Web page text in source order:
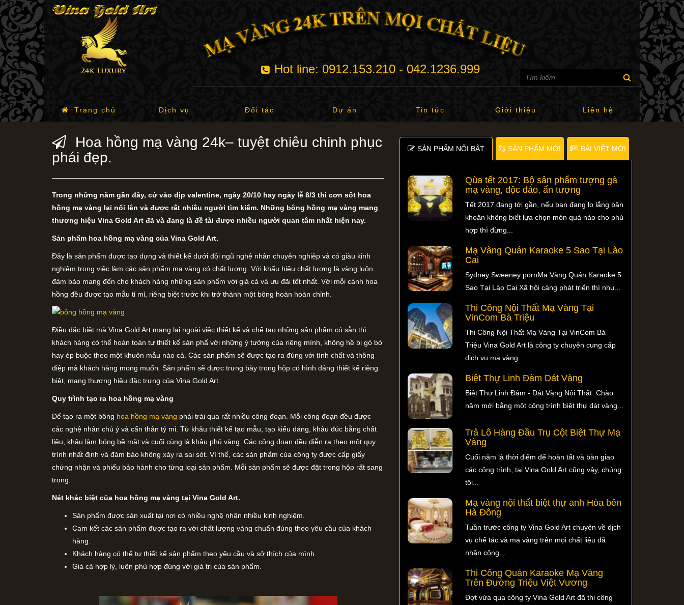
Hot line: 0912.153.210 - 042.1236.999
Trang chủ Dịch vụ Đối tác Dự án Tin tức Giới thiệu Liên hệ
Hoa hồng mạ vàng 24k– tuyệt chiêu chinh phục
phái đẹp.
Trong những năm gần đây, cứ vào dịp valentine, ngày 20/10 hay ngày lễ 8/3 thì cơn sốt hoa
hồng mạ vàng lại nổi lên và được rất nhiều người tìm kiếm. Những bông hồng mạ vàng mang
thương hiệu Vina Gold Art đã và đang là đề tài được nhiều người quan tâm nhất hiện nay.
Sản phẩm hoa hồng mạ vàng của Vina Gold Art.
Đây là sản phẩm được tạo dựng và thiết kế dưới đội ngũ nghệ nhân chuyên nghiệp và có giàu kinh
nghiệm trong việc làm các sản phẩm mạ vàng có chất lượng. Với khẩu hiệu chất lượng là vàng luôn
đảm bảo mang đến cho khách hàng những sản phẩm với giá cả và ưu đãi tốt nhất. Với mỗi cánh hoa
hồng đều được tạo mẫu tỉ mỉ, riêng biệt trước khi trở thành một bông hoàn hoàn chỉnh.
Điều đặc biệt mà Vina Gold Art mang lại ngoài việc thiết kế và chế tạo những sản phẩm có sẵn thì
khách hàng có thể hoàn toàn tự thiết kế sản phẩ với những ý tưởng của riêng mình, không hề bị gò bó
hay ép buộc theo một khuôn mẫu nào cả. Các sản phẩm sẽ được tạo ra đúng với tính chất và thông
điệp mà khách hàng mong muốn. Sản phẩm sẽ được trưng bày trong hộp có hình dáng thiết kế riêng
biệt, mang thương hiệu đặc trưng của Vina Gold Art.
Quy trình tạo ra hoa hồng mạ vàng
Để tạo ra một bông hoa hồng mạ vàng phải trải qua rất nhiều công đoạn. Mỗi công đoạn đều được
các nghệ nhân chú ý và cẩn thân tỷ mỉ. Từ khâu thiết kế tạo mẫu, tạo kiểu dáng, khâu đúc bằng chất
liệu, khâu làm bóng bề mặt và cuối cùng là khâu phủ vàng. Các công đoạn đều diễn ra theo một quy
trình nhất định và đảm bảo không xảy ra sai sót. Vì thế, các sản phẩm của công ty được cấp giấy
chứng nhận và phiếu bảo hành cho từng loại sản phẩm. Mỗi sản phẩm sẽ được đặt trong hộp rất sang
trọng.
Nét khác biệt của hoa hồng mạ vàng tại Vina Gold Art.
Sản phẩm được sản xuất tại nơi có nhiều nghệ nhân nhiều kinh nghiệm.
Cam kết các sản phẩm được tạo ra với chất lượng vàng chuẩn đúng theo yêu cầu của khách
hàng.
Khách hàng có thể tự thiết kế sản phẩm theo yêu cầu và sở thích của mình.
Giá cả hợp lý, luôn phù hợp đúng với giá trị của sản phẩm.
SẢN PHẨM NỐI BẬT SẢN PHẨM MỚI BÀI VIẾT MỚI
Qùa tết 2017: Bộ sản phẩm tượng gà
mạ vàng, độc đáo, ấn tượng
Tết 2017 đang tới gần, nếu bạn đang lo lắng băn
khoăn không biết lựa chọn món quà nào cho phù
hợp thì đừng...
Mạ Vàng Quán Karaoke 5 Sao Tại Lào
Cai
Sydney Sweeney pornMạ Vàng Quán Karaoke 5
Sao Tại Lào Cai Xã hội càng phát triển thì nhu...
Thi Công Nội Thất Mạ Vàng Tại
VinCom Bà Triệu
Thi Công Nội Thất Mạ Vàng Tại VinCom Bà
Triệu Vina Gold Art là công ty chuyên cung cấp
dịch vụ mạ vàng...
Biệt Thự Linh Đàm Dát Vàng
Biệt Thự Linh Đàm - Dát Vàng Nội Thất Chào
năm mới bằng một công trình biệt thự dát vàng...
Trả Lô Hàng Đầu Trụ Cột Biệt Thự Mạ
Vàng
Cuối năm là thời điểm để hoàn tất và bàn giao
các công trình, tại Vina Gold Art cũng vậy, chúng
tôi...
Mạ vàng nội thất biệt thự anh Hòa bên
Hà Đông
Tuần trước công ty Vina Gold Art chuyên về dịch
vụ chế tác và mạ vàng trên mọi chất liệu đã
nhận công...
Thi Công Quán Karaoke Mạ Vàng
Trên Đường Triệu Việt Vương
Đợt vừa qua công ty Vina Gold Art đã thi công